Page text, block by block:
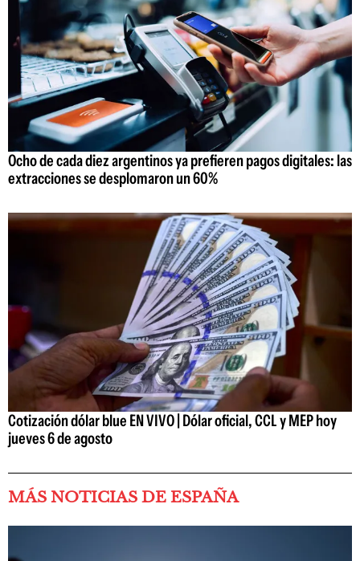
Ocho de cada diez argentinos ya prefieren pagos digitales: las
extracciones se desplomaron un 60%
Cotización dólar blue EN VIVO | Dólar oficial, CCL y MEP hoy
jueves 6 de agosto
MÁS NOTICIAS DE ESPAÑA